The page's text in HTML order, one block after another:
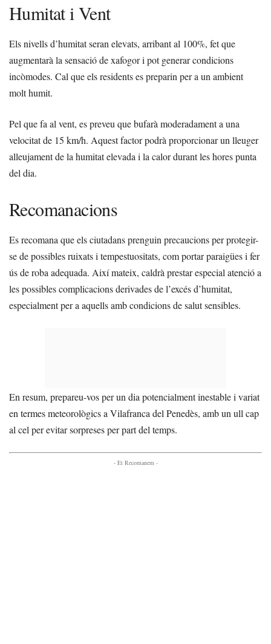
Humitat i Vent
Els nivells d’humitat seran elevats, arribant al 100%, fet que
augmentarà la sensació de xafogor i pot generar condicions
incòmodes. Cal que els residents es preparin per a un ambient
molt humit.
Pel que fa al vent, es preveu que bufarà moderadament a una
velocitat de 15 km/h. Aquest factor podrà proporcionar un lleuger
alleujament de la humitat elevada i la calor durant les hores punta
del dia.
Recomanacions
Es recomana que els ciutadans prenguin precaucions per protegir-
se de possibles ruixats i tempestuositats, com portar paraigües i fer
ús de roba adequada. Així mateix, caldrà prestar especial atenció a
les possibles complicacions derivades de l’excés d’humitat,
especialment per a aquells amb condicions de salut sensibles.
En resum, prepareu-vos per un dia potencialment inestable i variat
en termes meteorològics a Vilafranca del Penedès, amb un ull cap
al cel per evitar sorpreses per part del temps.
- Et Recomanem -